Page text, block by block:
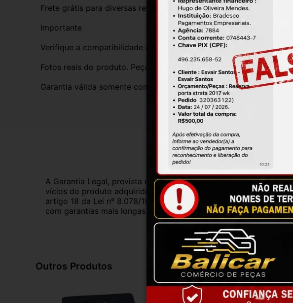
Frete grátis para diversas regiões do Brasil
Importante
Verifique a compatibilidade com seu veículo. Tire suas dúvidas no
Fotos reais do produto. Peça exatamente igual à das imagens.
Garantia válida somente com instalação por profissional qualificado.
Garantia
A Garantia Legal, prevista no Código de Defesa do
vícios do produto adquirido.Na impossibilidade de reparar o
artigo 18 da Lei nº 8.078/1990, ou, ainda, a utilização do
com garantias mais longas. Consulte nossos vendedores. A ga...
Outros Produtos